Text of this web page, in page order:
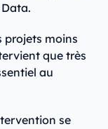
projets moins
que très
au
se